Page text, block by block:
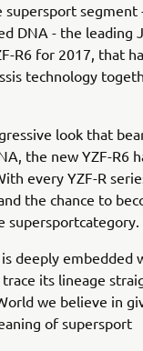
segment
DNA - the leading
R6 for 2017, that
technology
look that
the new YZF-R6
every YZF-R
the chance to
supersportcategory.
deeply embedded
its lineage
we believe in
of supersport